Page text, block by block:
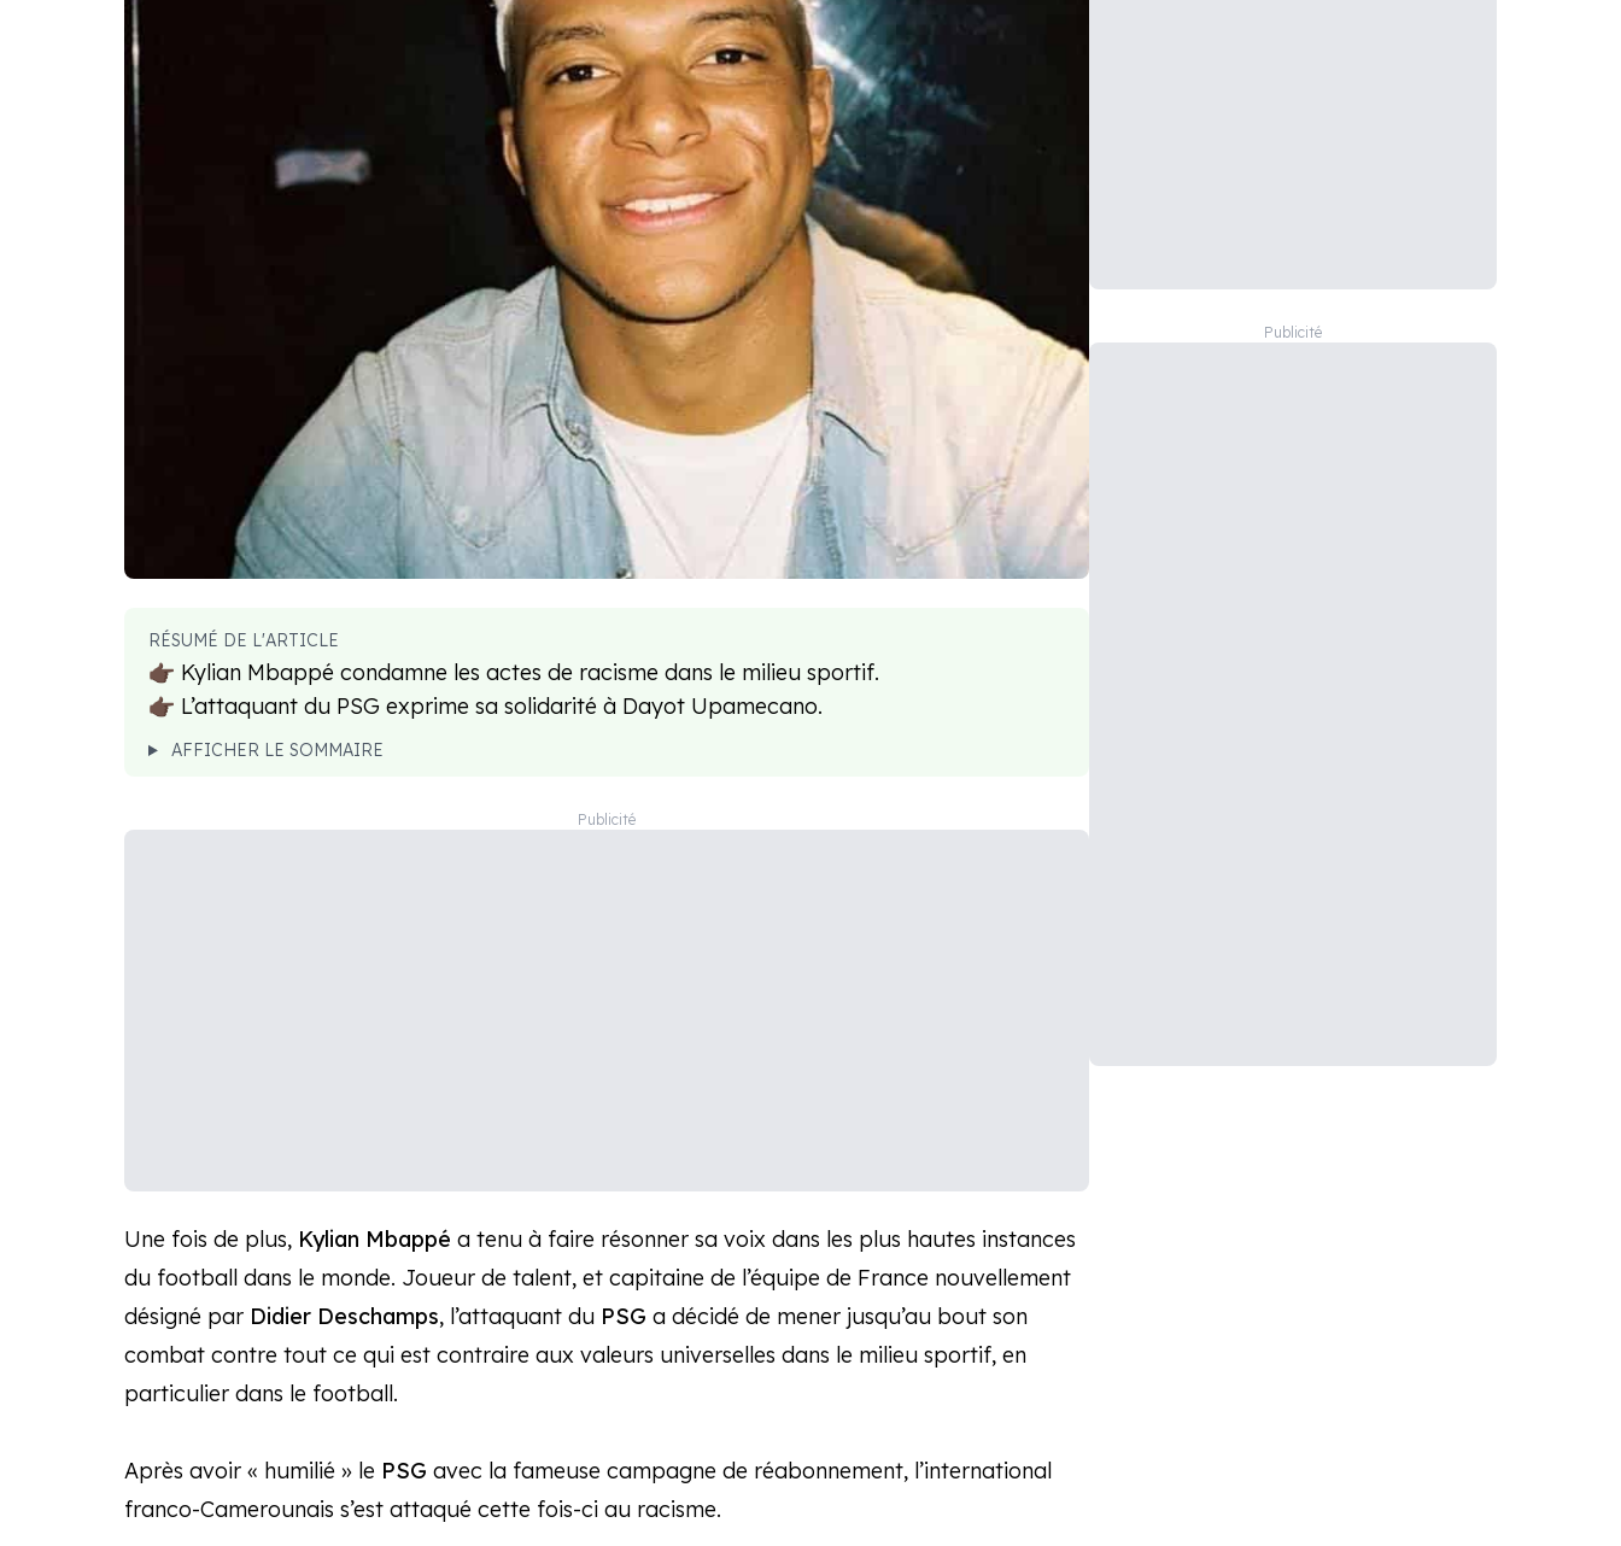
RÉSUMÉ DE L'ARTICLE
👉🏿 Kylian Mbappé condamne les actes de racisme dans le milieu sportif.
👉🏿 L’attaquant du PSG exprime sa solidarité à Dayot Upamecano.
AFFICHER LE SOMMAIRE
Une fois de plus, Kylian Mbappé a tenu à faire résonner sa voix dans les plus hautes instances
du football dans le monde. Joueur de talent, et capitaine de l’équipe de France nouvellement
désigné par Didier Deschamps, l’attaquant du PSG a décidé de mener jusqu’au bout son
combat contre tout ce qui est contraire aux valeurs universelles dans le milieu sportif, en
particulier dans le football.
Après avoir « humilié » le PSG avec la fameuse campagne de réabonnement, l’international
franco-Camerounais s’est attaqué cette fois-ci au racisme.